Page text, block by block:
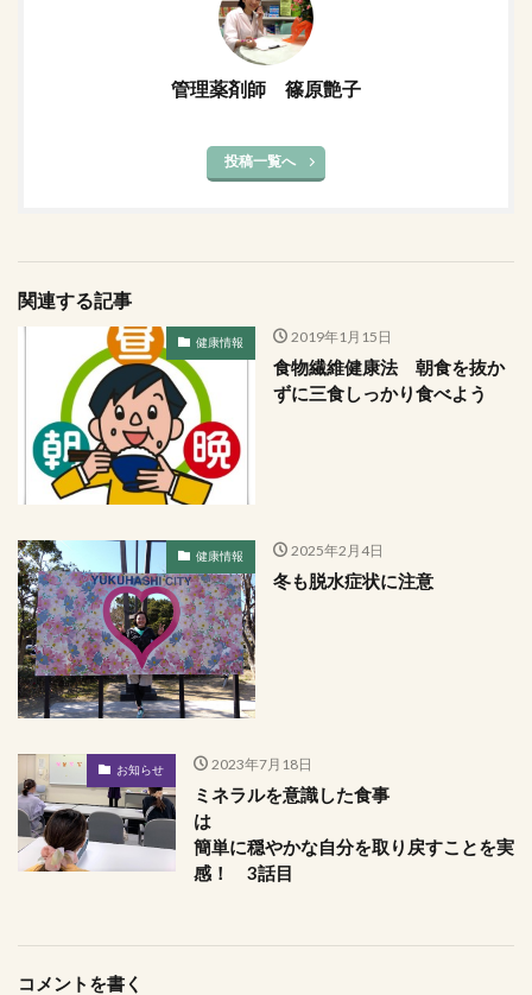
管理薬剤師 篠原艶子
投稿一覧へ
関連する記事
健康情報 2019年1月15日
食物繊維健康法 朝食を抜か
ずに三食しっかり食べよう
健康情報 2025年2月4日
冬も脱水症状に注意
お知らせ 2023年7月18日
ミネラルを意識した食事
は
簡単に穏やかな自分を取り戻すことを実
感！ 3話目
コメントを書く